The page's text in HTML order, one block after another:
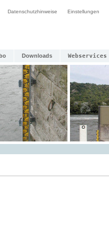
Datenschutzhinweise Einstellungen
Downloads Webservices